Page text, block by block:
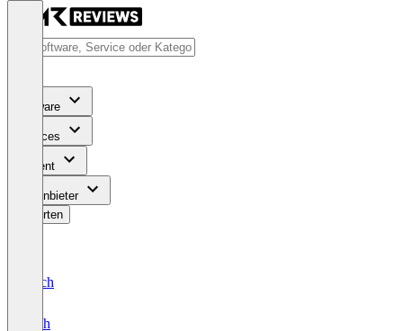
Software
Services
Content
Für Anbieter
Bewerten
Deutsch
English